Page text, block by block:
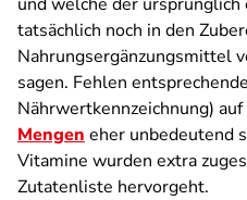
tatsächlich noch in den
Nahrungsergänzungsmittel
sagen. Fehlen
Nährwertkennzeichnung)
Mengen eher unbedeutend
Vitamine wurden extra
Zutatenliste hervorgeht.